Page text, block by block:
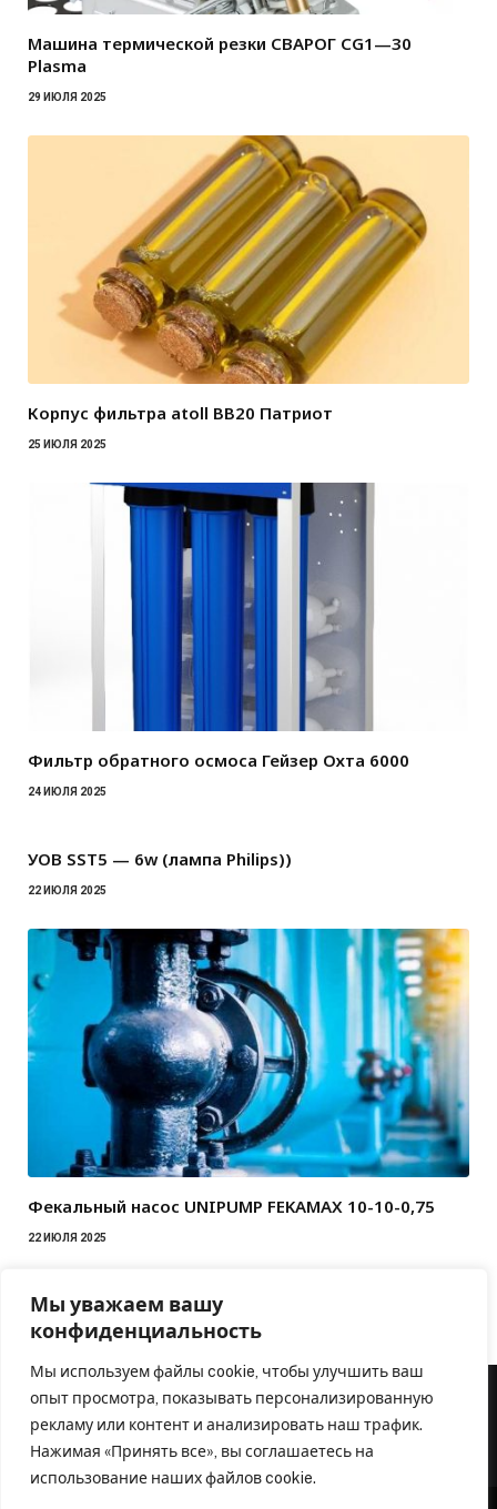
Мы уважаем вашу
конфиденциальность
Мы используем файлы cookie, чтобы улучшить ваш
опыт просмотра, показывать персонализированную
рекламу или контент и анализировать наш трафик.
Нажимая «Принять все», вы соглашаетесь на
использование наших файлов cookie.
Машина термической резки СВАРОГ CG1—30
Plasma
29 ИЮЛЯ 2025
Корпус фильтра atoll BB20 Патриот
25 ИЮЛЯ 2025
Фильтр обратного осмоса Гейзер Охта 6000
24 ИЮЛЯ 2025
УОВ SST5 — 6w (лампа Philips))
22 ИЮЛЯ 2025
Фекальный насос UNIPUMP FEKAMAX 10-10-0,75
22 ИЮЛЯ 2025